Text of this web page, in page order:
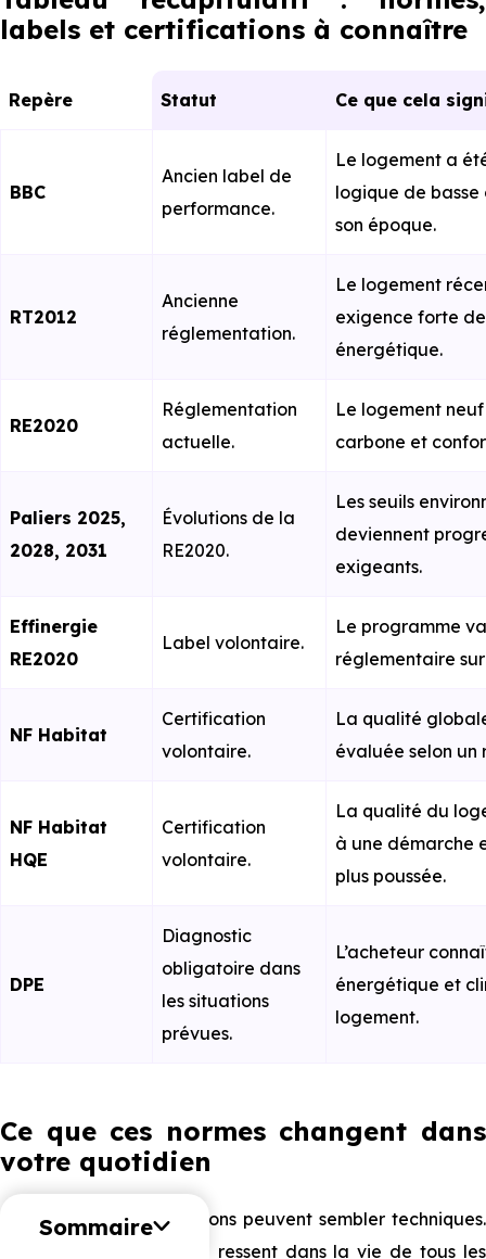
Sommaire
labels et certifications à connaître
Repère Statut Ce que cela
BBC
Ancien label de
performance.
Le logement a
logique de basse
son époque.
RT2012
Ancienne
réglementation.
Le logement
exigence forte
énergétique.
RE2020
Réglementation
actuelle.
Le logement
carbone et
Paliers 2025,
2028, 2031
Évolutions de la
RE2020.
Les seuils
deviennent
exigeants.
Effinergie
RE2020
Label volontaire.
Le programme
réglementaire
NF Habitat
Certification
volontaire.
La qualité
évaluée selon un
NF Habitat
HQE
Certification
volontaire.
La qualité du
à une démarche
plus poussée.
DPE
Diagnostic
obligatoire dans
les situations
prévues.
L’acheteur
énergétique et
logement.
Ce que ces normes changent dans
votre quotidien
Les normes et certifications peuvent sembler techniques.
Pourtant, leur impact se ressent dans la vie de tous les